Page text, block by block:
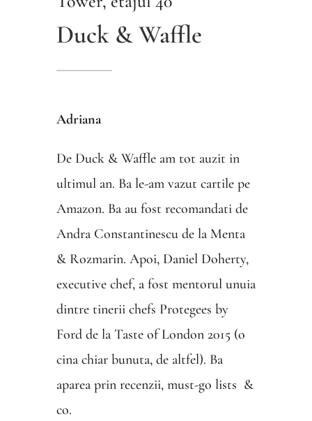
Duck & Waffle
Adriana
De Duck & Waffle am tot auzit in
ultimul an. Ba le-am vazut cartile pe
Amazon. Ba au fost recomandati de
Andra Constantinescu de la Menta
& Rozmarin. Apoi, Daniel Doherty,
executive chef, a fost mentorul unuia
dintre tinerii chefs Protegees by
Ford de la Taste of London 2015 (o
cina chiar bunuta, de altfel). Ba
aparea prin recenzii, must-go lists &
co.